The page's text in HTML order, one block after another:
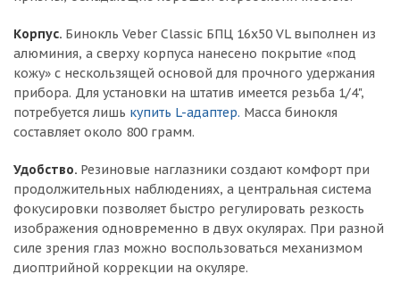
Корпус. Бинокль Veber Classic БПЦ 16x50 VL выполнен из
алюминия, а сверху корпуса нанесено покрытие «под
кожу» с нескользящей основой для прочного удержания
прибора. Для установки на штатив имеется резьба 1/4",
потребуется лишь купить L-адаптер. Масса бинокля
составляет около 800 грамм.
Удобство. Резиновые наглазники создают комфорт при
продолжительных наблюдениях, а центральная система
фокусировки позволяет быстро регулировать резкость
изображения одновременно в двух окулярах. При разной
силе зрения глаз можно воспользоваться механизмом
диоптрийной коррекции на окуляре.